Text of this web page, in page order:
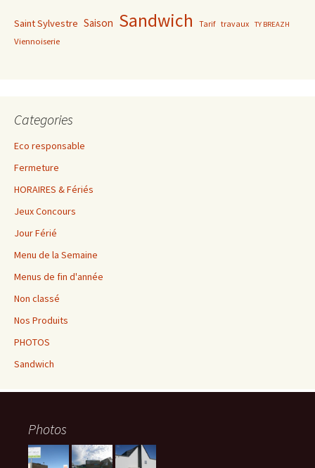
Saint Sylvestre Saison Sandwich Tarif travaux TY BREAZH
Viennoiserie
Categories
Eco responsable
Fermeture
HORAIRES & Fériés
Jeux Concours
Jour Férié
Menu de la Semaine
Menus de fin d'année
Non classé
Nos Produits
PHOTOS
Sandwich
Photos